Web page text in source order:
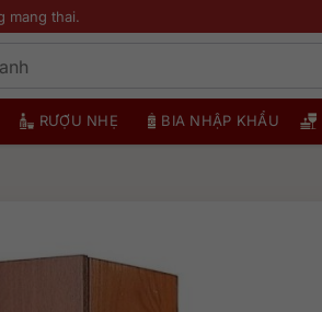
mang thai.
RƯỢU NHẸ BIA NHẬP KHẨU